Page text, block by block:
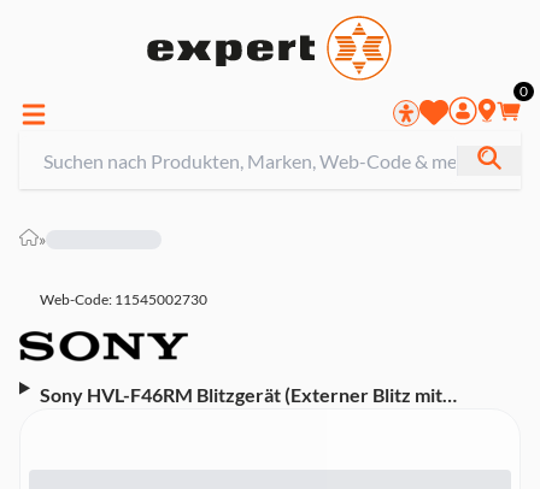
0
»
Web-Code: 11545002730
Sony HVL-F46RM Blitzgerät (Externer Blitz mit
Bounce))